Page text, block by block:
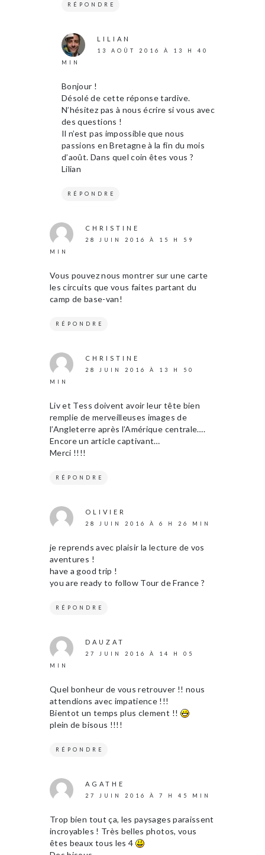
RÉPONDRE
LILIAN
13 AOÛT 2016 À 13 H 40
MIN
Bonjour !
Désolé de cette réponse tardive.
N’hésitez pas à nous écrire si vous avec
des questions !
Il n’est pas impossible que nous
passions en Bretagne à la fin du mois
d’août. Dans quel coin êtes vous ?
Lilian
RÉPONDRE
CHRISTINE
28 JUIN 2016 À 15 H 59
MIN
Vous pouvez nous montrer sur une carte
les circuits que vous faites partant du
camp de base-van!
RÉPONDRE
CHRISTINE
28 JUIN 2016 À 13 H 50
MIN
Liv et Tess doivent avoir leur tête bien
remplie de merveilleuses images de
l’Angleterre après l’Amérique centrale….
Encore un article captivant…
Merci !!!!
RÉPONDRE
OLIVIER
28 JUIN 2016 À 6 H 26 MIN
je reprends avec plaisir la lecture de vos
aventures !
have a good trip !
you are ready to follow Tour de France ?
RÉPONDRE
DAUZAT
27 JUIN 2016 À 14 H 05
MIN
Quel bonheur de vous retrouver !! nous
attendions avec impatience !!!
Bientot un temps plus clement !!
plein de bisous !!!!
RÉPONDRE
AGATHE
27 JUIN 2016 À 7 H 45 MIN
Trop bien tout ça, les paysages paraissent
incroyables ! Très belles photos, vous
êtes beaux tous les 4